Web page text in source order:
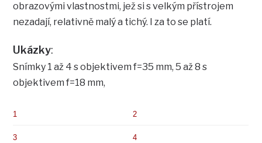
obrazovými vlastnostmi, jež si s velkým přístrojem
nezadají, relativně malý a tichý. I za to se platí.
Ukázky:
Snímky 1 až 4 s objektivem f=35 mm, 5 až 8 s
objektivem f=18 mm,
1 2
3 4